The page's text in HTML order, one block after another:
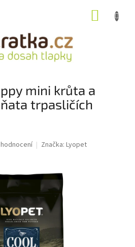
mini krůta a
trpasličích
Značka: Lyopet